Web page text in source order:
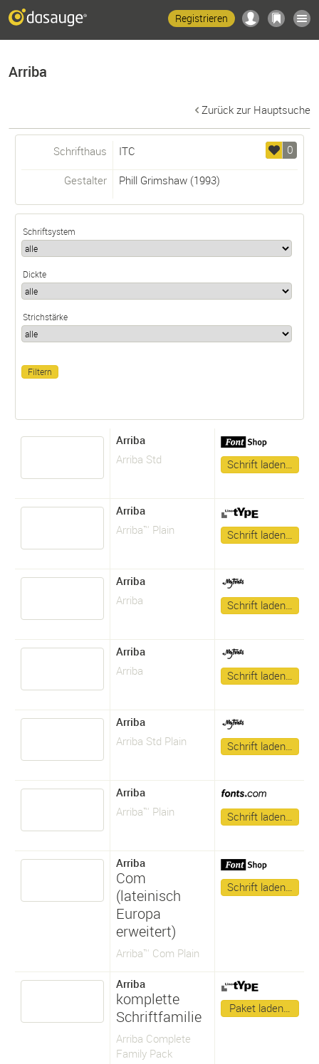
Registrieren
Arriba
Zurück zur Hauptsuche
0
Schrifthaus ITC
Gestalter Phill Grimshaw(1993)
Schriftsystem
Dickte
Strichstärke
Arriba
Arriba Std
Schrift laden…
Arriba
Arriba™ Plain
Schrift laden…
Arriba
Arriba
Schrift laden…
Arriba
Arriba
Schrift laden…
Arriba
Arriba Std Plain
Schrift laden…
Arriba
Arriba™ Plain
Schrift laden…
Arriba
Com
(lateinisch
Europa
erweitert)
Arriba™ Com Plain
Schrift laden…
Arriba
komplette
Schriftfamilie
Arriba Complete
Family Pack
Paket laden…